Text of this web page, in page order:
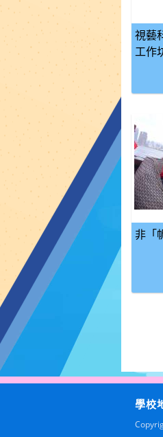
視藝
工作
非「
學校